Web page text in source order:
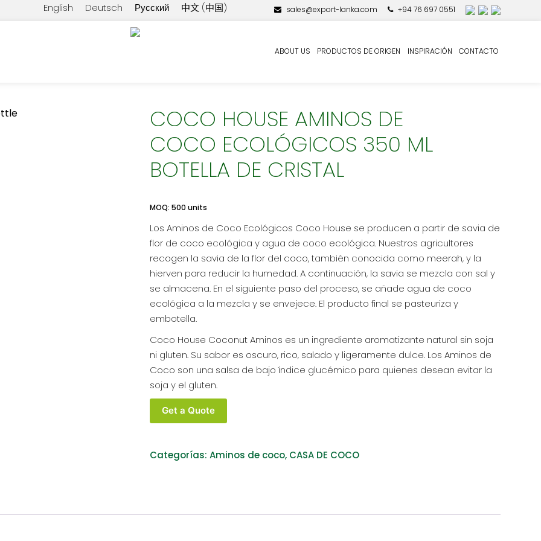
English Deutsch Русский 中文 (中国) sales@export-lanka.com +94 76 697 0551
ABOUT US PRODUCTOS DE ORIGEN INSPIRACIÓN CONTACTO
HOUSE AMINOS DE COCO ECOLÓGICOS 350 ML BOTELLA DE CRISTAL
COCO HOUSE AMINOS DE
COCO ECOLÓGICOS 350 ML
BOTELLA DE CRISTAL
MOQ: 500 units
Los Aminos de Coco Ecológicos Coco House se producen a partir de savia de
flor de coco ecológica y agua de coco ecológica. Nuestros agricultores
recogen la savia de la flor del coco, también conocida como meerah, y la
hierven para reducir la humedad. A continuación, la savia se mezcla con sal y
se almacena. En el siguiente paso del proceso, se añade agua de coco
ecológica a la mezcla y se envejece. El producto final se pasteuriza y
embotella.
Coco House Coconut Aminos es un ingrediente aromatizante natural sin soja
ni gluten. Su sabor es oscuro, rico, salado y ligeramente dulce. Los Aminos de
Coco son una salsa de bajo índice glucémico para quienes desean evitar la
soja y el gluten.
COCO
HOUSE
DE
COCO
Get a Quote
Categorías:Aminos de coco, CASA DE COCO